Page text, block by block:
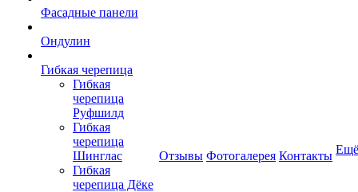
Фасадные панели
Ондулин
Гибкая черепица
Гибкая
черепица
Руфшилд
Гибкая
черепица
Шинглас
Гибкая
черепица Дёке
Отзывы Фотогалерея Контакты Ещё